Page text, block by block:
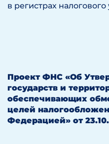
в регистрах налогового
Проект ФНС «Об
государств и
обеспечивающих
целей
Федерацией» от